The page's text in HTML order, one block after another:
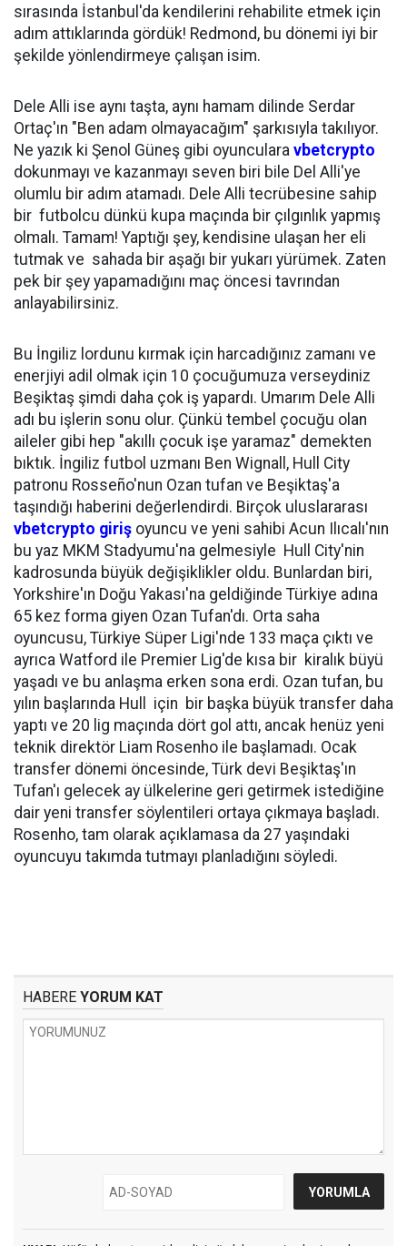
sırasında İstanbul'da kendilerini rehabilite etmek için
adım attıklarında gördük! Redmond, bu dönemi iyi bir
şekilde yönlendirmeye çalışan isim.
Dele Alli ise aynı taşta, aynı hamam dilinde Serdar
Ortaç'ın "Ben adam olmayacağım" şarkısıyla takılıyor.
Ne yazık ki Şenol Güneş gibi oyunculara vbetcrypto
dokunmayı ve kazanmayı seven biri bile Del Alli'ye
olumlu bir adım atamadı. Dele Alli tecrübesine sahip
bir futbolcu dünkü kupa maçında bir çılgınlık yapmış
olmalı. Tamam! Yaptığı şey, kendisine ulaşan her eli
tutmak ve sahada bir aşağı bir yukarı yürümek. Zaten
pek bir şey yapamadığını maç öncesi tavrından
anlayabilirsiniz.
Bu İngiliz lordunu kırmak için harcadığınız zamanı ve
enerjiyi adil olmak için 10 çocuğumuza verseydiniz
Beşiktaş şimdi daha çok iş yapardı. Umarım Dele Alli
adı bu işlerin sonu olur. Çünkü tembel çocuğu olan
aileler gibi hep "akıllı çocuk işe yaramaz" demekten
bıktık. İngiliz futbol uzmanı Ben Wignall, Hull City
patronu Rosseño'nun Ozan tufan ve Beşiktaş'a
taşındığı haberini değerlendirdi. Birçok uluslararası
vbetcrypto giriş oyuncu ve yeni sahibi Acun Ilıcalı'nın
bu yaz MKM Stadyumu'na gelmesiyle Hull City'nin
kadrosunda büyük değişiklikler oldu. Bunlardan biri,
Yorkshire'ın Doğu Yakası'na geldiğinde Türkiye adına
65 kez forma giyen Ozan Tufan'dı. Orta saha
oyuncusu, Türkiye Süper Ligi'nde 133 maça çıktı ve
ayrıca Watford ile Premier Lig'de kısa bir kiralık büyü
yaşadı ve bu anlaşma erken sona erdi. Ozan tufan, bu
yılın başlarında Hull için bir başka büyük transfer daha
yaptı ve 20 lig maçında dört gol attı, ancak henüz yeni
teknik direktör Liam Rosenho ile başlamadı. Ocak
transfer dönemi öncesinde, Türk devi Beşiktaş'ın
Tufan'ı gelecek ay ülkelerine geri getirmek istediğine
dair yeni transfer söylentileri ortaya çıkmaya başladı.
Rosenho, tam olarak açıklamasa da 27 yaşındaki
oyuncuyu takımda tutmayı planladığını söyledi.
HABERE YORUM KAT